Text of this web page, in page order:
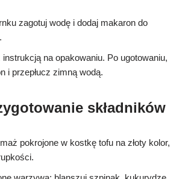
zagotuj wodę i dodaj makaron do
na opakowaniu. Po ugotowaniu,
i przepłucz zimną wodą.
składników
pokrojone w kostkę tofu na złoty kolor,